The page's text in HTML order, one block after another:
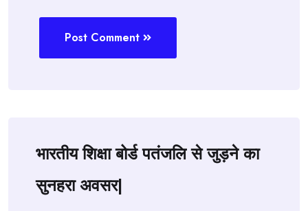
Post Comment
भारतीय शिक्षा बोर्ड पतंजलि से जुड़ने का
सुनहरा अवसर|